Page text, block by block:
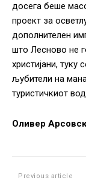
досега беше
проект за
дополнителен
што Лесново не
христијани, туку
љубители на
туристичкиот
Оливер
Previous article